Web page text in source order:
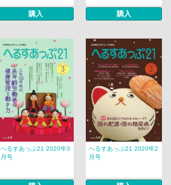
購入 購入
へるすあっぷ21 2020年3
月号
へるすあっぷ21 2020年2
月号